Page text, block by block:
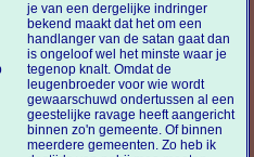
je van een dergelijke indringer
bekend maakt dat het om een
handlanger van de satan gaat dan
is ongeloof wel het minste waar je
tegenop knalt. Omdat de
leugenbroeder voor wie wordt
gewaarschuwd ondertussen al een
geestelijke ravage heeft aangericht
binnen zo'n gemeente. Of binnen
meerdere gemeenten. Zo heb ik